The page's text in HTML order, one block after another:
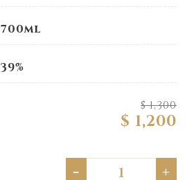
700ml
39%
$ 1,300
$ 1,200
- +